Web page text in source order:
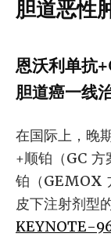
胆道恶性
恩沃利单抗
胆道癌一线
在国际上，晚
+顺铂（GC 方
铂（GEMOX
皮下注射剂型
KEYNOTE-